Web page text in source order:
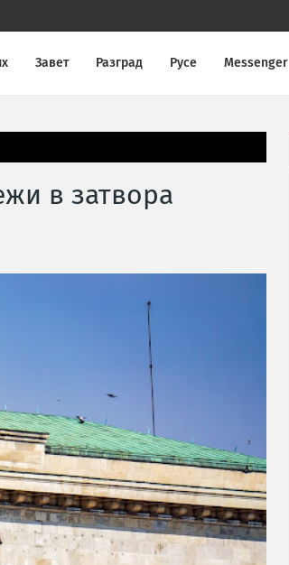
Завет Разград Русе Messenger
в затвора